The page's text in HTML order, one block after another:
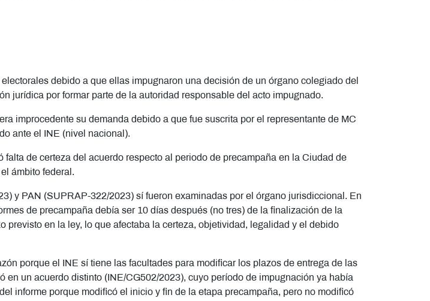
debido a que ellas impugnaron una decisión de un órgano colegiado del
jurídica por formar parte de la autoridad responsable del acto impugnado.
improcedente su demanda debido a que fue suscrita por el representante de MC
ante el INE (nivel nacional).
de certeza del acuerdo respecto al periodo de precampaña en la Ciudad de
ámbito federal.
y PAN (SUPRAP-322/2023) sí fueron examinadas por el órgano jurisdiccional. En
de precampaña debía ser 10 días después (no tres) de la finalización de la
en la ley, lo que afectaba la certeza, objetividad, legalidad y el debido
porque el INE sí tiene las facultades para modificar los plazos de entrega de las
en un acuerdo distinto (INE/CG502/2023), cuyo período de impugnación ya había
informe porque modificó el inicio y fin de la etapa precampaña, pero no modificó